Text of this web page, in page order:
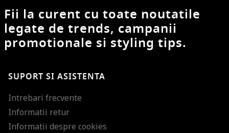
Fii la curent cu toate noutatile
legate de trends, campanii
promotionale si styling tips.
SUPORT SI ASISTENTA
Intrebari frecvente
Informatii retur
Informatii despre cookies